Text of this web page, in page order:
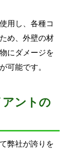
用し、各種コ
め、外壁の材
にダメージを
可能です。
ントの
弊社が誇りを